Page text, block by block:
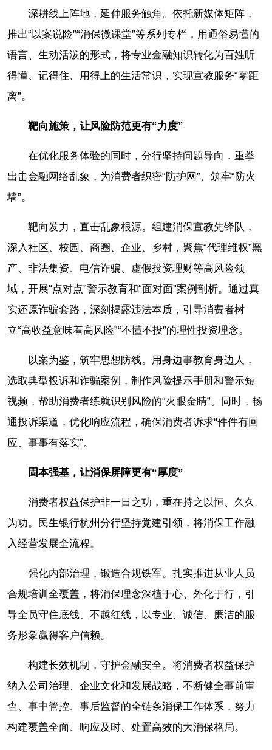
深耕线上阵地，延伸服务触角。依托新媒体矩阵，
推出“以案说险”“消保微课堂”等系列专栏，用通俗易懂的
语言、生动活泼的形式，将专业金融知识转化为百姓听
得懂、记得住、用得上的生活常识，实现宣教服务“零距
离”。
靶向施策，让风险防范更有“力度”
在优化服务体验的同时，分行坚持问题导向，重拳
出击金融网络乱象，为消费者织密“防护网”、筑牢“防火
墙”。
靶向发力，直击乱象根源。组建消保宣教先锋队，
深入社区、校园、商圈、企业、乡村，聚焦“代理维权”黑
产、非法集资、电信诈骗、虚假投资理财等高风险领
域，开展“点对点”警示教育和“面对面”案例剖析。通过真
实还原诈骗套路，深刻揭露违法本质，引导消费者树
立“高收益意味着高风险”“不懂不投”的理性投资理念。
以案为鉴，筑牢思想防线。用身边事教育身边人，
选取典型投诉和诈骗案例，制作风险提示手册和警示短
视频，帮助消费者练就识别风险的“火眼金睛”。同时，畅
通投诉渠道，优化响应流程，确保消费者诉求“件件有回
应、事事有落实”。
固本强基，让消保屏障更有“厚度”
消费者权益保护非一日之功，重在持之以恒、久久
为功。民生银行杭州分行坚持党建引领，将消保工作融
入经营发展全流程。
强化内部治理，锻造合规铁军。扎实推进从业人员
合规培训全覆盖，将消保理念深植于心、外化于行，引
导全员守住底线、不越红线，以专业、诚信、廉洁的服
务形象赢得客户信赖。
构建长效机制，守护金融安全。将消费者权益保护
纳入公司治理、企业文化和发展战略，不断健全事前审
查、事中管控、事后监督的全链条消保工作体系，努力
构建覆盖全面、响应及时、处置高效的大消保格局。